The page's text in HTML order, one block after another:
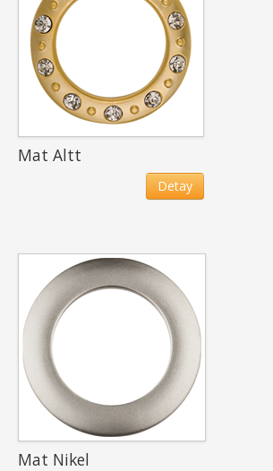
Mat Altt
Detay
Mat Nikel